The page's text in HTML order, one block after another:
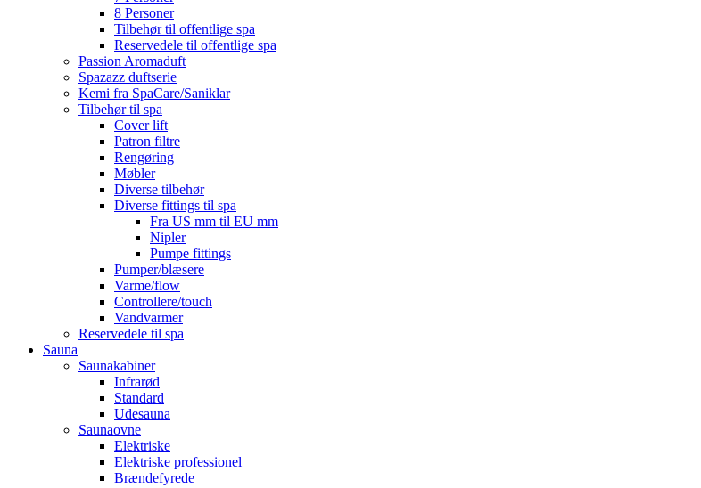
8 Personer
Tilbehør til offentlige spa
Reservedele til offentlige spa
Passion Aromaduft
Spazazz duftserie
Kemi fra SpaCare/Saniklar
Tilbehør til spa
Cover lift
Patron filtre
Rengøring
Møbler
Diverse tilbehør
Diverse fittings til spa
Fra US mm til EU mm
Nipler
Pumpe fittings
Pumper/blæsere
Varme/flow
Controllere/touch
Vandvarmer
Reservedele til spa
Sauna
Saunakabiner
Infrarød
Standard
Udesauna
Saunaovne
Elektriske
Elektriske professionel
Brændefyrede